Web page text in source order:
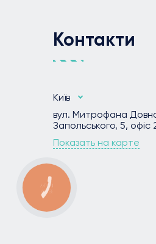
Контакти
Київ
вул. Митрофана
Запольського, 5, офіс
Показать на карте
КНОПКА
ЗВ'ЯЗКУ